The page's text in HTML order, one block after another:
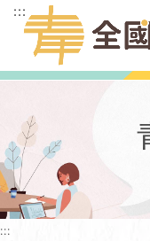
跳到主要內容區塊
:::
:::